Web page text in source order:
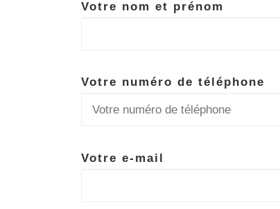
Votre nom et prénom
Votre numéro de téléphone
Votre e-mail